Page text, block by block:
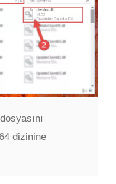
dizinine